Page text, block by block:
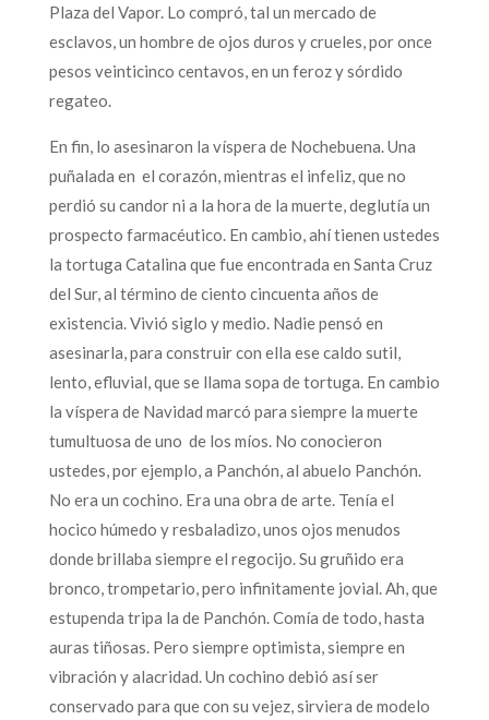
Plaza del Vapor. Lo compró, tal un mercado de
esclavos, un hombre de ojos duros y crueles, por once
pesos veinticinco centavos, en un feroz y sórdido
regateo.
En fin, lo asesinaron la víspera de Nochebuena. Una
puñalada en el corazón, mientras el infeliz, que no
perdió su candor ni a la hora de la muerte, deglutía un
prospecto farmacéutico. En cambio, ahí tienen ustedes
la tortuga Catalina que fue encontrada en Santa Cruz
del Sur, al término de ciento cincuenta años de
existencia. Vivió siglo y medio. Nadie pensó en
asesinarla, para construir con ella ese caldo sutil,
lento, efluvial, que se llama sopa de tortuga. En cambio
la víspera de Navidad marcó para siempre la muerte
tumultuosa de uno de los míos. No conocieron
ustedes, por ejemplo, a Panchón, al abuelo Panchón.
No era un cochino. Era una obra de arte. Tenía el
hocico húmedo y resbaladizo, unos ojos menudos
donde brillaba siempre el regocijo. Su gruñido era
bronco, trompetario, pero infinitamente jovial. Ah, que
estupenda tripa la de Panchón. Comía de todo, hasta
auras tiñosas. Pero siempre optimista, siempre en
vibración y alacridad. Un cochino debió así ser
conservado para que con su vejez, sirviera de modelo